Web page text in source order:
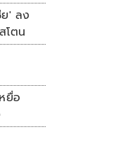
ย' ลง
โตน
ยื่อ